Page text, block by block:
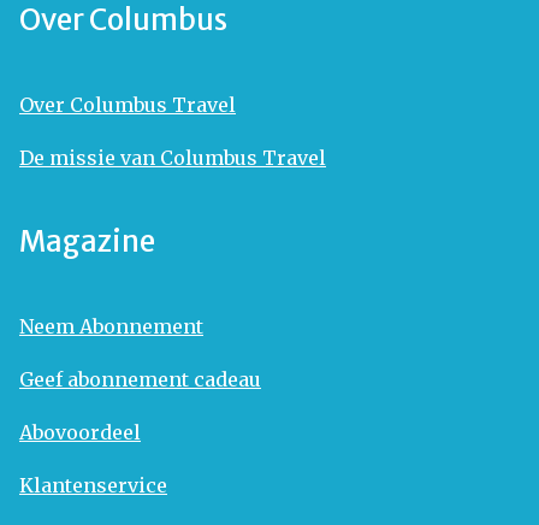
Over Columbus
Over Columbus Travel
De missie van Columbus Travel
Magazine
Neem Abonnement
Geef abonnement cadeau
Abovoordeel
Klantenservice